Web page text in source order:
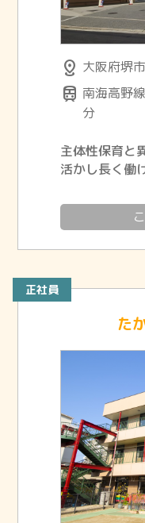
distance 大阪府堺
train 南海高野
分
主体性保育と
活かし長く働
正社員
た